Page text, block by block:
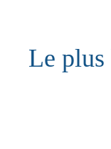
contenuLe plus